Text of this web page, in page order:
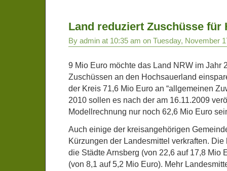
Land reduziert Zuschüsse für
By admin at 10:35 am on Tuesday, November
9 Mio Euro möchte das Land NRW im Jahr
Zuschüssen an den Hochsauerland
der Kreis 71,6 Mio Euro an “allgemeinen
2010 sollen es nach der am 16.11.2009
Modellrechnung nur noch 62,6 Mio Euro
Auch einige der kreisangehörigen
Kürzungen der Landesmittel verkraften.
die Städte Arnsberg (von 22,6 auf 17,8 Mio
(von 8,1 auf 5,2 Mio Euro). Mehr